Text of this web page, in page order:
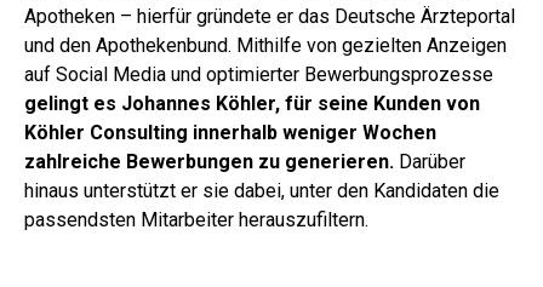
Apotheken – hierfür gründete er das Deutsche Ärzteportal
und den Apothekenbund. Mithilfe von gezielten Anzeigen
auf Social Media und optimierter Bewerbungsprozesse
gelingt es Johannes Köhler, für seine Kunden von
Köhler Consulting innerhalb weniger Wochen
zahlreiche Bewerbungen zu generieren. Darüber
hinaus unterstützt er sie dabei, unter den Kandidaten die
passendsten Mitarbeiter herauszufiltern.